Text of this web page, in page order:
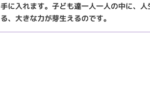
手に入れます。子ども達一人一人の中に、
る、大きな力が芽生えるのです。